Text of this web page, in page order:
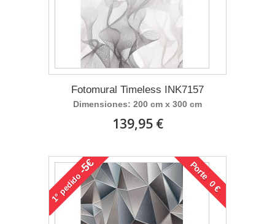
Fotomural Timeless INK7157
Dimensiones: 200 cm x 300 cm
139,95 €
1°
pedido
-5€ Porte 0 €